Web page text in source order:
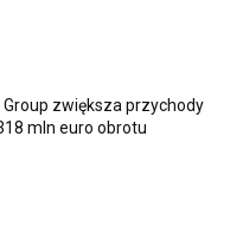
Group zwiększa przychody
mln euro obrotu